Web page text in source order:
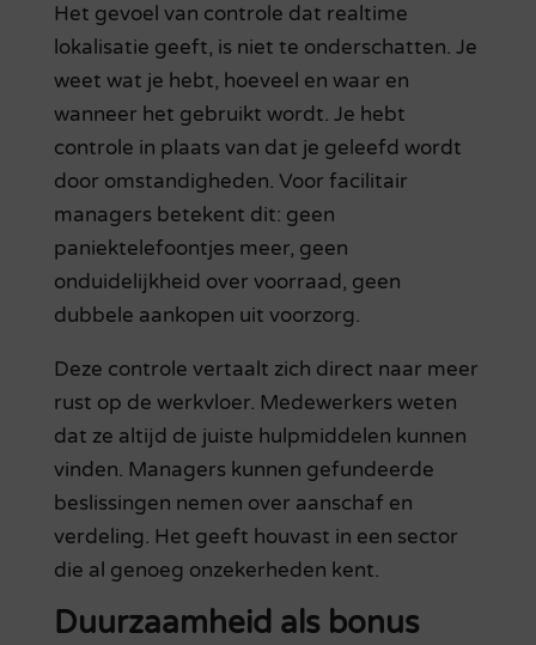
Het gevoel van controle dat realtime
lokalisatie geeft, is niet te onderschatten. Je
weet wat je hebt, hoeveel en waar en
wanneer het gebruikt wordt. Je hebt
controle in plaats van dat je geleefd wordt
door omstandigheden. Voor facilitair
managers betekent dit: geen
paniektelefoontjes meer, geen
onduidelijkheid over voorraad, geen
dubbele aankopen uit voorzorg.
Deze controle vertaalt zich direct naar meer
rust op de werkvloer. Medewerkers weten
dat ze altijd de juiste hulpmiddelen kunnen
vinden. Managers kunnen gefundeerde
beslissingen nemen over aanschaf en
verdeling. Het geeft houvast in een sector
die al genoeg onzekerheden kent.
Duurzaamheid als bonus